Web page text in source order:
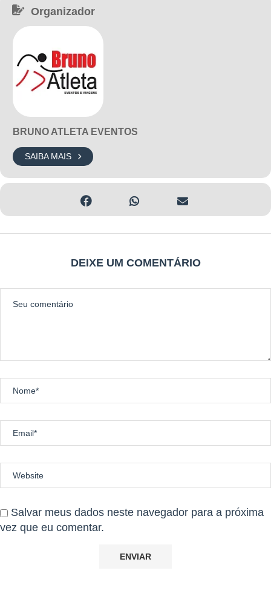
Organizador
BRUNO ATLETA EVENTOS
SAIBA MAIS
DEIXE UM COMENTÁRIO
Salvar meus dados neste navegador para a próxima
vez que eu comentar.